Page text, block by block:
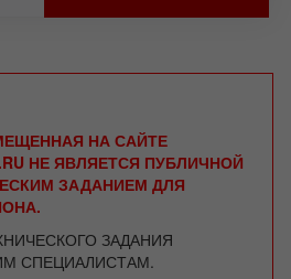
НА САЙТЕ
НЕ ЯВЛЯЕТСЯ ПУБЛИЧНОЙ
ЗАДАНИЕМ ДЛЯ
ЗАДАНИЯ
СПЕЦИАЛИСТАМ.